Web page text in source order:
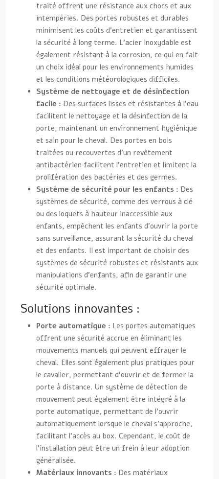
traité offrent une résistance aux chocs et aux
intempéries. Des portes robustes et durables
minimisent les coûts d’entretien et garantissent
la sécurité à long terme. L’acier inoxydable est
également résistant à la corrosion, ce qui en fait
un choix idéal pour les environnements humides
et les conditions météorologiques difficiles.
Système de nettoyage et de désinfection
facile : Des surfaces lisses et résistantes à l’eau
facilitent le nettoyage et la désinfection de la
porte, maintenant un environnement hygiénique
et sain pour le cheval. Des portes en bois
traitées ou recouvertes d’un revêtement
antibactérien facilitent l’entretien et limitent la
prolifération des bactéries et des germes.
Système de sécurité pour les enfants : Des
systèmes de sécurité, comme des verrous à clé
ou des loquets à hauteur inaccessible aux
enfants, empêchent les enfants d’ouvrir la porte
sans surveillance, assurant la sécurité du cheval
et des enfants. Il est important de choisir des
systèmes de sécurité robustes et résistants aux
manipulations d’enfants, afin de garantir une
sécurité optimale.
Solutions innovantes :
Porte automatique : Les portes automatiques
offrent une sécurité accrue en éliminant les
mouvements manuels qui peuvent effrayer le
cheval. Elles sont également plus pratiques pour
le cavalier, permettant d’ouvrir et de fermer la
porte à distance. Un système de détection de
mouvement peut également être intégré à la
porte automatique, permettant de l’ouvrir
automatiquement lorsque le cheval s’approche,
facilitant l’accès au box. Cependant, le coût de
l’installation peut être un frein à leur adoption
généralisée.
Matériaux innovants : Des matériaux